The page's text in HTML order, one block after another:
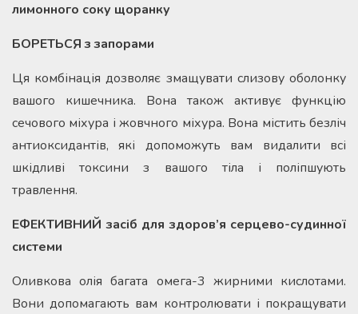
лимонного соку щоранку
БОРЕТЬСЯ з запорами
Ця комбінація дозволяє змащувати слизову оболонку
вашого кишечника. Вона також активує функцію
сечового міхура і жовчного міхура. Вона містить безліч
антиоксидантів, які допоможуть вам видалити всі
шкідливі токсини з вашого тіла і поліпшують
травлення.
ЕФЕКТИВНИЙ засіб для здоров’я серцево-судинної
системи
Оливкова олія багата омега-3 жирними кислотами.
Вони допомагають вам контролювати і покращувати